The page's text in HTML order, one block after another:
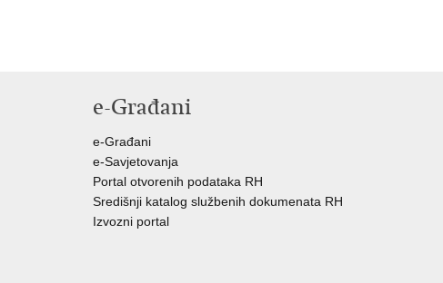
e-Građani
e-Građani
e-Savjetovanja
Portal otvorenih podataka RH
Središnji katalog službenih dokumenata RH
Izvozni portal